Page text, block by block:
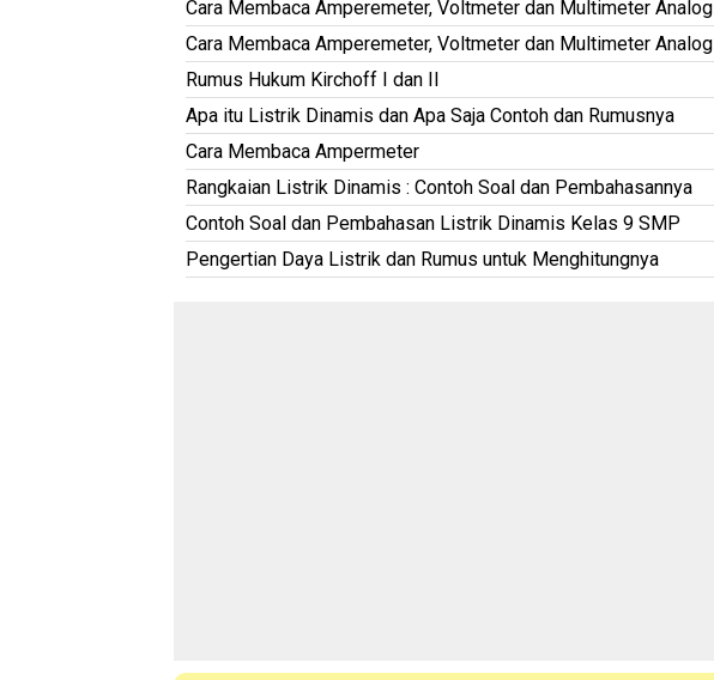
Cara Membaca Amperemeter, Voltmeter dan Multimeter Analog
Cara Membaca Amperemeter, Voltmeter dan Multimeter Analog
Rumus Hukum Kirchoff I dan II
Apa itu Listrik Dinamis dan Apa Saja Contoh dan Rumusnya
Cara Membaca Ampermeter
Rangkaian Listrik Dinamis : Contoh Soal dan Pembahasannya
Contoh Soal dan Pembahasan Listrik Dinamis Kelas 9 SMP
Pengertian Daya Listrik dan Rumus untuk Menghitungnya